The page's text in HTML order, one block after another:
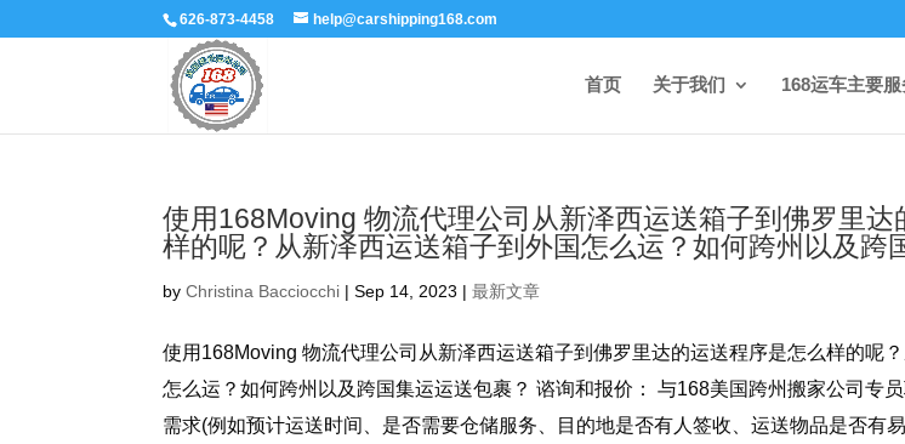
626-873-4458 help@carshipping168.com
首页 关于我们 168运车主要
使用168Moving 物流代理公司从新泽西运送箱子到佛罗里达
样的呢？从新泽西运送箱子到外国怎么运？如何跨州以及跨
byChristina Bacciocchi |Sep 14, 2023 |最新文章
使用168Moving 物流代理公司从新泽西运送箱子到佛罗里达的运送程序是怎么样的呢
怎么运？如何跨州以及跨国集运运送包裹？ 谘询和报价： 与168美国跨州搬家公司专
需求(例如预计运送时间、是否需要仓储服务、目的地是否有人签收、运送物品是否有